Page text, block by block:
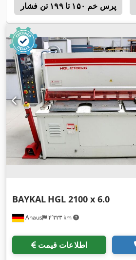
پرس خم ۱۵۰ تا ۱۹۹ تن فشار
Ahaus ۴٬۳۲۳ km
BAYKAL HGL 2100 x 6.0
اطلاعات قیمت